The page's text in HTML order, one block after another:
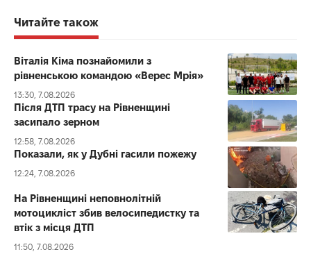
Читайте також
Віталія Кіма познайомили з
рівненською командою «Верес Мрія»
13:30, 7.08.2026
Після ДТП трасу на Рівненщині
засипало зерном
12:58, 7.08.2026
Показали, як у Дубні гасили пожежу
12:24, 7.08.2026
На Рівненщині неповнолітній
мотоцикліст збив велосипедистку та
втік з місця ДТП
11:50, 7.08.2026